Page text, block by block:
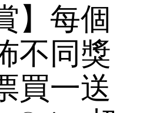
】每個
不同獎
買一送